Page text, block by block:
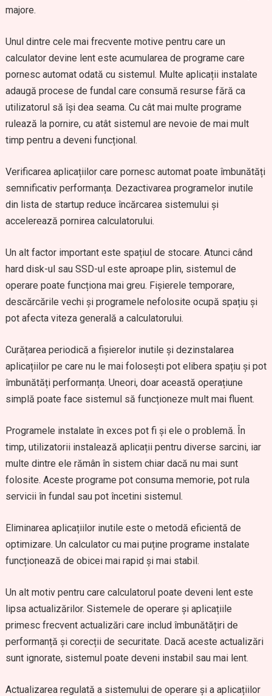
majore.
Unul dintre cele mai frecvente motive pentru care un
calculator devine lent este acumularea de programe care
pornesc automat odată cu sistemul. Multe aplicații instalate
adaugă procese de fundal care consumă resurse fără ca
utilizatorul să își dea seama. Cu cât mai multe programe
rulează la pornire, cu atât sistemul are nevoie de mai mult
timp pentru a deveni funcțional.
Verificarea aplicațiilor care pornesc automat poate îmbunătăți
semnificativ performanța. Dezactivarea programelor inutile
din lista de startup reduce încărcarea sistemului și
accelerează pornirea calculatorului.
Un alt factor important este spațiul de stocare. Atunci când
hard disk-ul sau SSD-ul este aproape plin, sistemul de
operare poate funcționa mai greu. Fișierele temporare,
descărcările vechi și programele nefolosite ocupă spațiu și
pot afecta viteza generală a calculatorului.
Curățarea periodică a fișierelor inutile și dezinstalarea
aplicațiilor pe care nu le mai folosești pot elibera spațiu și pot
îmbunătăți performanța. Uneori, doar această operațiune
simplă poate face sistemul să funcționeze mult mai fluent.
Programele instalate în exces pot fi și ele o problemă. În
timp, utilizatorii instalează aplicații pentru diverse sarcini, iar
multe dintre ele rămân în sistem chiar dacă nu mai sunt
folosite. Aceste programe pot consuma memorie, pot rula
servicii în fundal sau pot încetini sistemul.
Eliminarea aplicațiilor inutile este o metodă eficientă de
optimizare. Un calculator cu mai puține programe instalate
funcționează de obicei mai rapid și mai stabil.
Un alt motiv pentru care calculatorul poate deveni lent este
lipsa actualizărilor. Sistemele de operare și aplicațiile
primesc frecvent actualizări care includ îmbunătățiri de
performanță și corecții de securitate. Dacă aceste actualizări
sunt ignorate, sistemul poate deveni instabil sau mai lent.
Actualizarea regulată a sistemului de operare și a aplicațiilor